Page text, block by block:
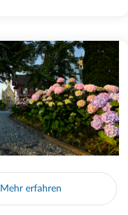
Mehr erfahren